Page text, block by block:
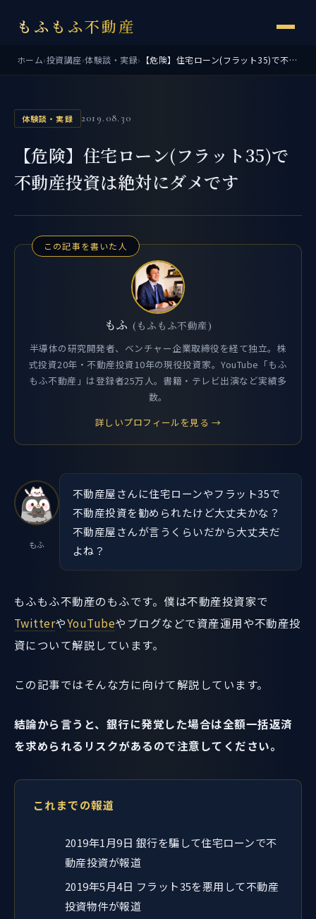
もふもふ不動産
ホーム›投資講座›体験談・実録› 【危険】住宅ローン(フラット35)で不動産投資は絶対にダメです
体験談・実録 2019.08.30
【危険】住宅ローン(フラット35)で
不動産投資は絶対にダメです
この記事を書いた人
もふ (もふもふ不動産)
半導体の研究開発者、ベンチャー企業取締役を経て独立。株
式投資20年・不動産投資10年の現役投資家。YouTube「もふ
もふ不動産」は登録者25万人。書籍・テレビ出演など実績多
数。
詳しいプロフィールを見る →
もふ
不動産屋さんに住宅ローンやフラット35で
不動産投資を勧められたけど大丈夫かな？
不動産屋さんが言うくらいだから大丈夫だ
よね？
もふもふ不動産のもふです。僕は不動産投資家で
TwitterやYouTubeやブログなどで資産運用や不動産投
資について解説しています。
この記事ではそんな方に向けて解説しています。
結論から言うと、銀行に発覚した場合は全額一括返済
を求められるリスクがあるので注意してください。
これまでの報道
2019年1月9日 銀行を騙して住宅ローンで不
動産投資が報道
2019年5月4日 フラット35を悪用して不動産
投資物件が報道